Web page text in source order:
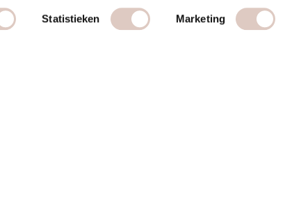
Statistieken Marketing